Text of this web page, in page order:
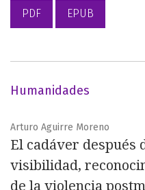
PDF EPUB
Humanidades
Arturo Aguirre Moreno
El cadáver después
visibilidad,
de la violencia